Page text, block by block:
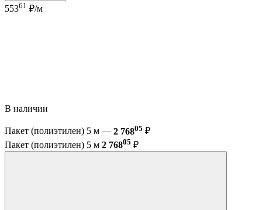
55361 ₽/м
В наличии
Пакет (полиэтилен) 5 м — 2 76805 ₽
Пакет (полиэтилен) 5 м 2 76805 ₽